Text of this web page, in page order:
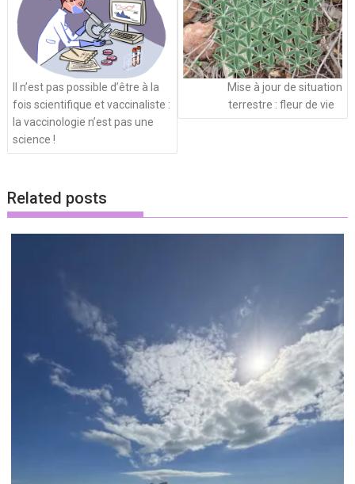
Il n’est pas possible d’être à la
fois scientifique et vaccinaliste :
la vaccinologie n’est pas une
science !
Mise à jour de situation
terrestre : fleur de vie
Related posts